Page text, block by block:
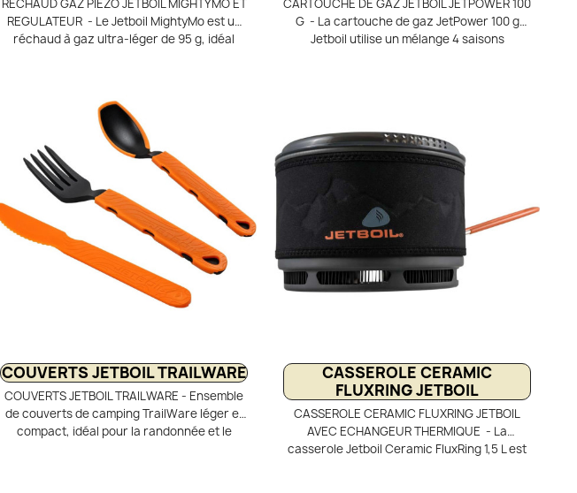
RECHAUD GAZ PIEZO JETBOIL MIGHTYMO ET
REGULATEUR - Le Jetboil MightyMo est un
réchaud à gaz ultra-léger de 95 g, idéal
il offre des performances constantes
jusqu’à –7 °C. Compact et stable, il dispose
d’un allumage piézo et de pieds repliables.
CARTOUCHE DE GAZ JETBOIL JETPOWER 100
G - La cartouche de gaz JetPower 100 g
Jetboil utilise un mélange 4 saisons
popotes Jetboil. Compatible avec tous les
réchauds à valve filetée norme EN417.
COUVERTS JETBOIL TRAILWARE
COUVERTS JETBOIL TRAILWARE - Ensemble
de couverts de camping TrailWare léger et
compact, idéal pour la randonnée et le
CASSEROLE CERAMIC
FLUXRING JETBOIL
CASSEROLE CERAMIC FLUXRING JETBOIL
AVEC ECHANGEUR THERMIQUE - La
casserole Jetboil Ceramic FluxRing 1,5 L est